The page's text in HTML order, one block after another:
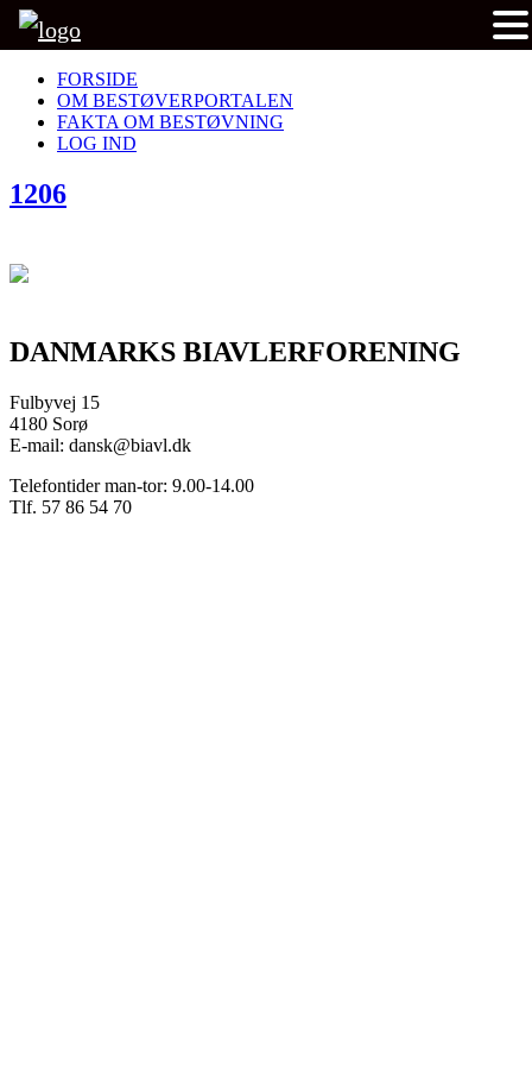
FORSIDE
OM BESTØVERPORTALEN
FAKTA OM BESTØVNING
LOG IND
1206
DANMARKS BIAVLERFORENING
Fulbyvej 15
4180 Sorø
E-mail: dansk@biavl.dk
Telefontider man-tor: 9.00-14.00
Tlf. 57 86 54 70